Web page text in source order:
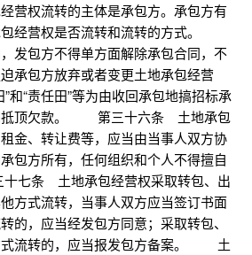
营权流转的主体是承包方。承包方有
包经营权是否流转和流转的方式。
发包方不得单方面解除承包合同，不
承包方放弃或者变更土地承包经营
和“责任田”等为由收回承包地搞招标承
抵顶欠款。 第三十六条 土地承包
金、转让费等，应当由当事人双方协
包方所有，任何组织和个人不得擅自
条 土地承包经营权采取转包、出
方式流转，当事人双方应当签订书面
的，应当经发包方同意；采取转包、
式流转的，应当报发包方备案。 土